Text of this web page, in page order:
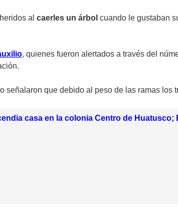
al caerles un árbol cuando le gustaban
, quienes fueron alertados a través del
señalaron que debido al peso de las ramas los
casa en la colonia Centro de